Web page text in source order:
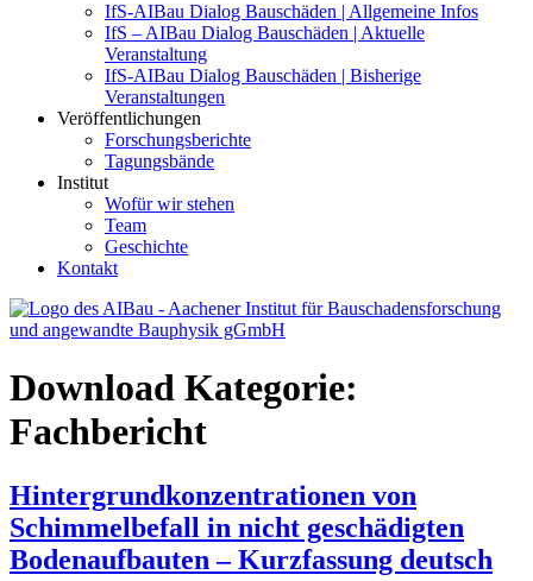
IfS-AIBau Dialog Bauschäden | Allgemeine Infos
IfS – AIBau Dialog Bauschäden | Aktuelle
Veranstaltung
IfS-AIBau Dialog Bauschäden | Bisherige
Veranstaltungen
Veröffentlichungen
Forschungsberichte
Tagungsbände
Institut
Wofür wir stehen
Team
Geschichte
Kontakt
AIBau – Aachener Institut für Bauschadensforschung und
angewandte Bauphysik
Download Kategorie:
Fachbericht
Hintergrundkonzentrationen von
Schimmelbefall in nicht geschädigten
Bodenaufbauten – Kurzfassung deutsch